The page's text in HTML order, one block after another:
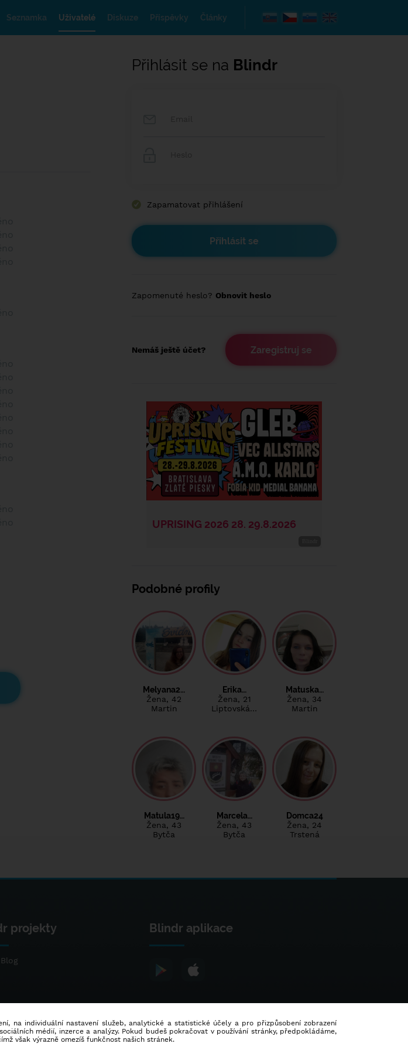
Seznamka Uživatelé Diskuze Příspěvky Články
Přihlásit se na Blindr
Zapamatovat přihlášení
Zapomenuté heslo? Obnovit heslo
Nemáš ještě účet? Zaregistruj se
Podobné profily
Melyana2…
Žena, 42
Martin
Erika…
Žena, 21
Liptovská…
Matuska…
Žena, 34
Martin
Matula19…
Žena, 43
Bytča
Marcela…
Žena, 43
Bytča
Domca24
Žena, 24
Trstená
projekty Blindr aplikace
na individuální nastavení služeb, analytické a statistické účely a pro přizpůsobení zobrazení
médií, inzerce a analýzy. Pokud budeš pokračovat v používání stránky, předpokládáme,
však výrazně omezíš funkčnost našich stránek.